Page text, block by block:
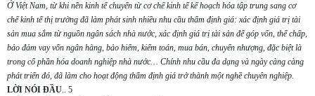
Ở Việt Nam, từ khi nền kinh tế chuyển từ cơ chế kinh tế kế hoạch hóa tập trung sang cơ
chế kinh tế thị trường đã làm phát sinh nhiều nhu cầu thẩm định giá: xác định giá trị tài
sản mua sắm từ nguồn ngân sách nhà nước, xác định giá trị tài sản để góp vốn, thế chấp,
bảo đảm vay vốn ngân hàng, bảo hiểm, kiểm toán, mua bán, chuyển nhượng, đặc biệt là
trong cổ phần hóa doanh nghiệp nhà nước… Chính nhu cầu đa dạng và ngày càng càng
phát triển đó, đã làm cho hoạt động thẩm định giá trở thành một nghề chuyên nghiệp.
LỜI NÓI ĐẦU.. 5